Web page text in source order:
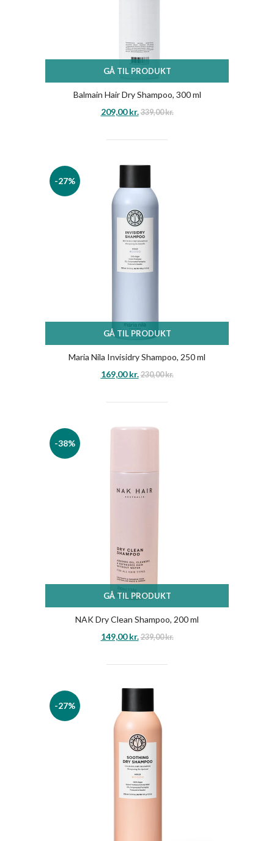
GÅ TIL PRODUKT
Balmain Hair Dry Shampoo, 300 ml
209,00kr. 339,00kr.
-27%
GÅ TIL PRODUKT
Maria Nila Invisidry Shampoo, 250 ml
169,00kr. 230,00kr.
-38%
GÅ TIL PRODUKT
NAK Dry Clean Shampoo, 200 ml
149,00kr. 239,00kr.
-27%